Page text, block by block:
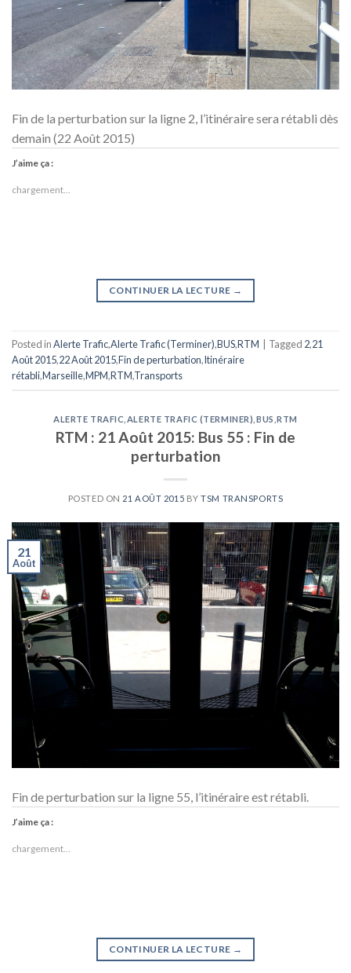
Fin de la perturbation sur la ligne 2, l’itinéraire sera rétabli dès
demain (22 Août 2015)
J’aime ça :
chargement…
CONTINUER LA LECTURE →
Posted inAlerte Trafic,Alerte Trafic (Terminer),BUS,RTM Tagged 2,21
Août 2015,22 Août 2015,Fin de perturbation,Itinéraire
rétabli,Marseille,MPM,RTM,Transports
ALERTE TRAFIC ALERTE TRAFIC (TERMINER) BUS ,RTM
RTM : 21 Août 2015: Bus 55 : Fin de
perturbation
POSTED ON 21 AOÛT 2015 BYTSM TRANSPORTS
21
Août
Fin de perturbation sur la ligne 55, l’itinéraire est rétabli.
J’aime ça :
chargement…
CONTINUER LA LECTURE →